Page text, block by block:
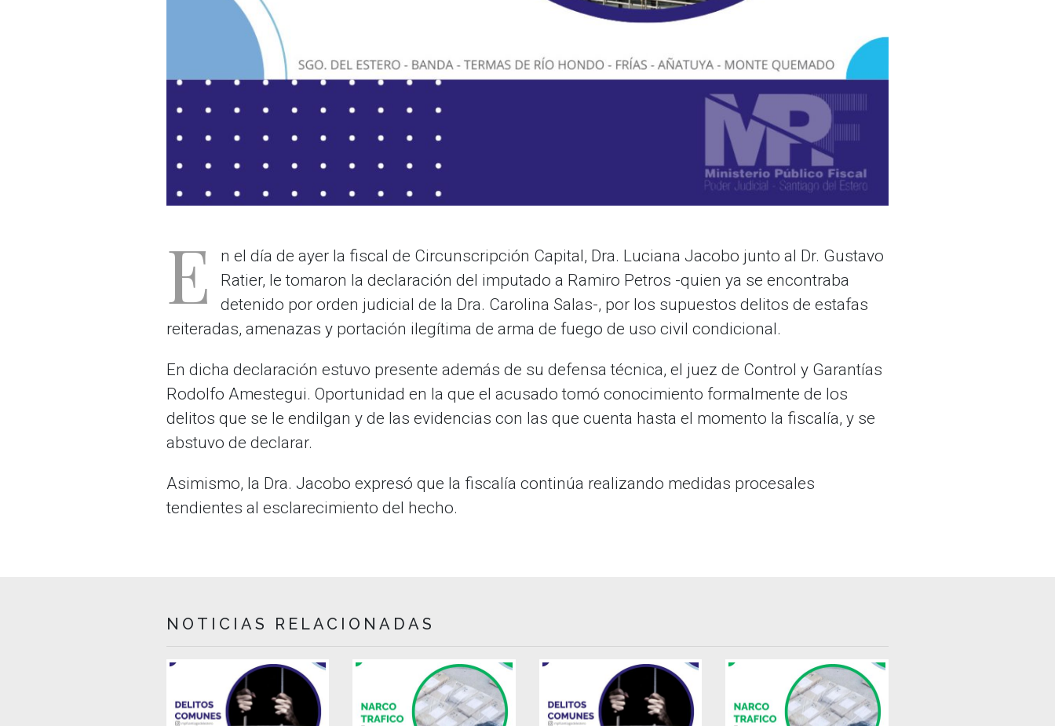
E
n el día de ayer la fiscal de Circunscripción Capital, Dra. Luciana Jacobo junto al Dr. Gustavo
Ratier, le tomaron la declaración del imputado a Ramiro Petros -quien ya se encontraba
detenido por orden judicial de la Dra. Carolina Salas-, por los supuestos delitos de estafas
reiteradas, amenazas y portación ilegítima de arma de fuego de uso civil condicional.
En dicha declaración estuvo presente además de su defensa técnica, el juez de Control y Garantías
Rodolfo Amestegui. Oportunidad en la que el acusado tomó conocimiento formalmente de los
delitos que se le endilgan y de las evidencias con las que cuenta hasta el momento la fiscalía, y se
abstuvo de declarar.
Asimismo, la Dra. Jacobo expresó que la fiscalía continúa realizando medidas procesales
tendientes al esclarecimiento del hecho.
NOTICIAS RELACIONADAS